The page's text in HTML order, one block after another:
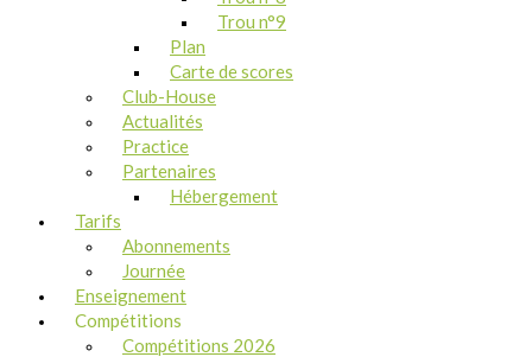
Trou n°9
Plan
Carte de scores
Club-House
Actualités
Practice
Partenaires
Hébergement
Tarifs
Abonnements
Journée
Enseignement
Compétitions
Compétitions 2026